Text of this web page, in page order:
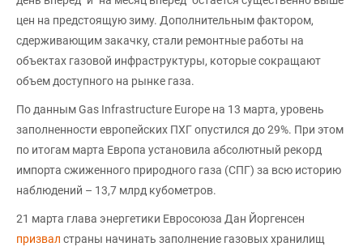
цен на предстоящую зиму. Дополнительным фактором,
сдерживающим закачку, стали ремонтные работы на
объектах газовой инфраструктуры, которые сокращают
объем доступного на рынке газа.
По данным Gas Infrastructure Europe на 13 марта, уровень
заполненности европейских ПХГ опустился до 29%. При этом
по итогам марта Европа установила абсолютный рекорд
импорта сжиженного природного газа (СПГ) за всю историю
наблюдений – 13,7 млрд кубометров.
21 марта глава энергетики Евросоюза Дан Йоргенсен
призвал страны начинать заполнение газовых хранилищ